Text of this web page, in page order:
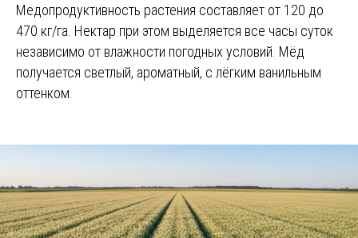
Медопродуктивность растения составляет от 120 до
470 кг/га. Нектар при этом выделяется все часы суток
независимо от влажности погодных условий. Мёд
получается светлый, ароматный, с лёгким ванильным
оттенком.